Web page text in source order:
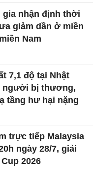
gia nhận định thời
giảm dần ở miền
Nam
7,1 độ tại Nhật
người bị thương,
tầng hư hại nặng
trực tiếp Malaysia
ngày 28/7, giải
2026